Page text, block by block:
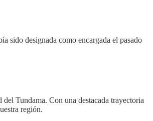
sido designada como encargada el pasado
Tundama. Con una destacada trayectoria
región.